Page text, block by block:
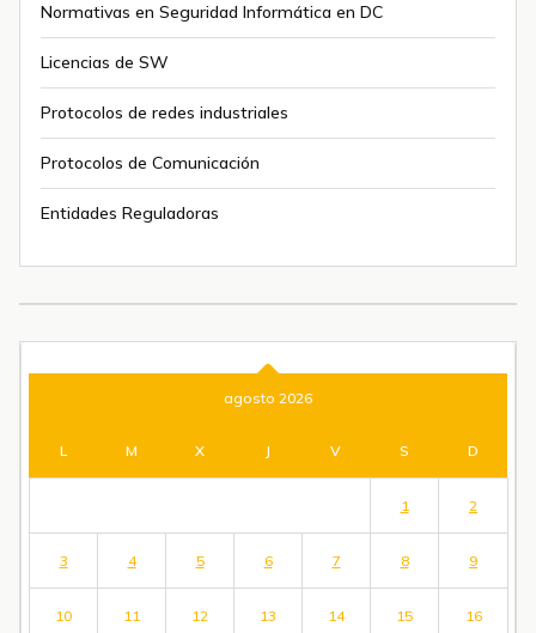
Normativas en Seguridad Informática en DC
Licencias de SW
Protocolos de redes industriales
Protocolos de Comunicación
Entidades Reguladoras
agosto 2026
L M X J V S D
1 2
3 4 5 6 7 8 9
10 11 12 13 14 15 16